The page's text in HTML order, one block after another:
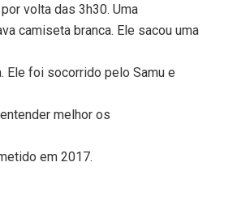
volta das 3h30. Uma
camiseta branca. Ele sacou uma
Ele foi socorrido pelo Samu e
melhor os
em 2017.